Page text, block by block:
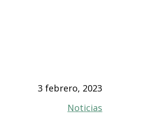
3 febrero, 2023
Noticias